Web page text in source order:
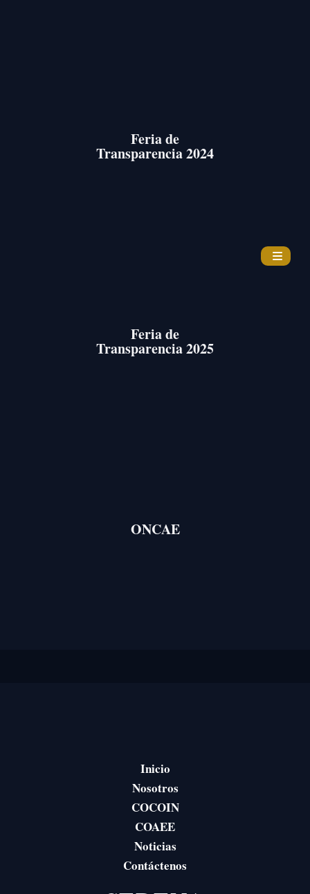
Feria de
Transparencia 2024
Feria de
Transparencia 2025
ONCAE
Inicio
Nosotros
COCOIN
COAEE
Noticias
Contáctenos